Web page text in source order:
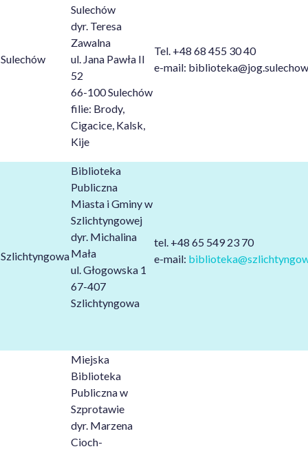
Sulechów
Sulechów
dyr. Teresa
Zawalna
ul. Jana Pawła II
52
66-100 Sulechów
filie: Brody,
Cigacice, Kalsk,
Kije
Tel. +48 68 455 30 40
e-mail:
Szlichtyngowa
Biblioteka
Publiczna
Miasta i Gminy w
Szlichtyngowej
dyr. Michalina
Mała
ul. Głogowska 1
67-407
Szlichtyngowa
tel. +48 65 549 23 70
e-mail:
Miejska
Biblioteka
Publiczna w
Szprotawie
dyr. Marzena
Cioch-